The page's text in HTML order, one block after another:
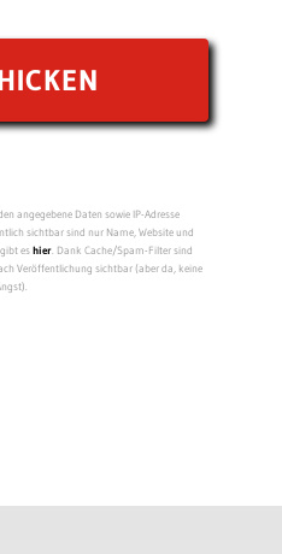
angegebene Daten sowie IP-Adresse
sichtbar sind nur Name, Website und
eshier. Dank Cache/Spam-Filter sind
Veröffentlichung sichtbar (aber da, keine